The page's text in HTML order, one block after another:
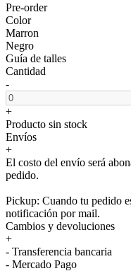
Pre-order
Color
Marron
Negro
Guía de talles
Cantidad
-
+
Producto sin stock
Envíos
+
El costo del envío será
pedido.
Pickup: Cuando tu pedido
notificación por mail.
Cambios y devoluciones
+
- Transferencia bancaria
- Mercado Pago